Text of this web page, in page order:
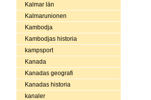
Kalmar län
Kalmarunionen
Kambodja
Kambodjas historia
kampsport
Kanada
Kanadas geografi
Kanadas historia
kanaler